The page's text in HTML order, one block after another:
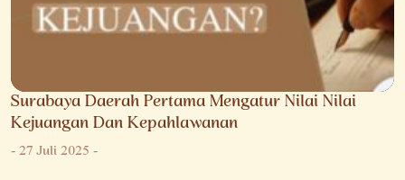
Surabaya Daerah Pertama Mengatur Nilai Nilai
Kejuangan Dan Kepahlawanan
-27 Juli 2025-